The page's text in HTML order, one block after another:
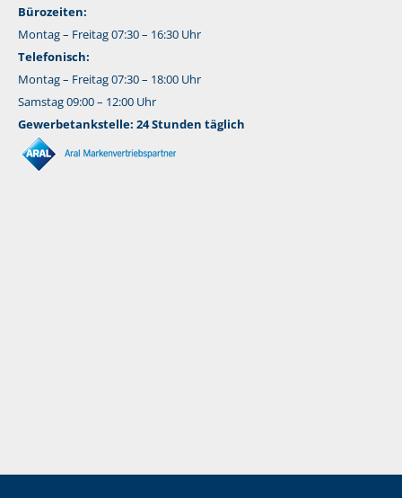
Bürozeiten:
Montag – Freitag 07:30 – 16:30 Uhr
Telefonisch:
Montag – Freitag 07:30 – 18:00 Uhr
Samstag 09:00 – 12:00 Uhr
Gewerbetankstelle: 24 Stunden täglich